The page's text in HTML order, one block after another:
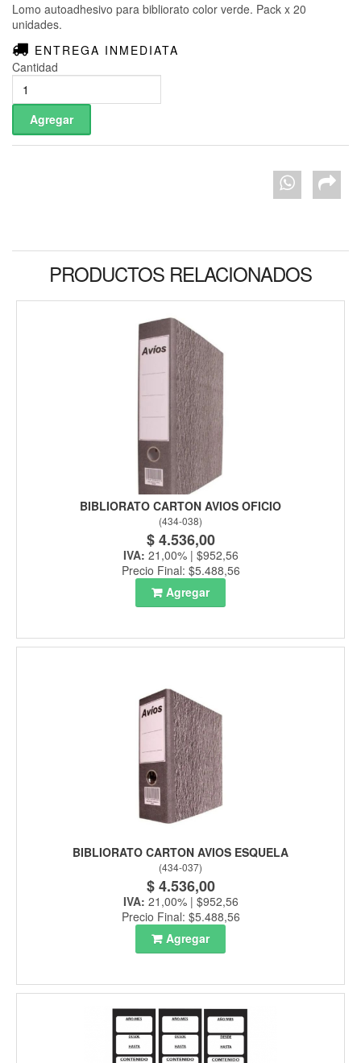
Lomo autoadhesivo para bibliorato color verde. Pack x 20
unidades.
ENTREGA INMEDIATA
Cantidad
PRODUCTOS RELACIONADOS
BIBLIORATO CARTON AVIOS OFICIO
(434-038)
$ 4.536,00
IVA: 21,00% | $952,56
Precio Final: $5.488,56
Agregar
BIBLIORATO CARTON AVIOS ESQUELA
(434-037)
$ 4.536,00
IVA: 21,00% | $952,56
Precio Final: $5.488,56
Agregar